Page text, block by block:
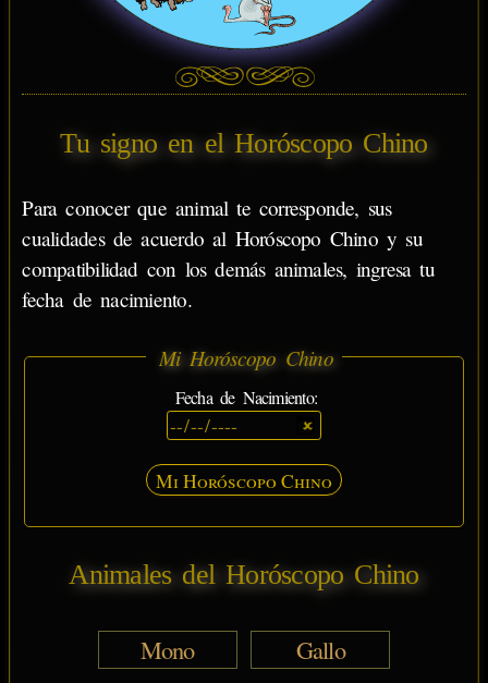
Tu signo en el Horóscopo Chino
Para conocer que animal te corresponde, sus
cualidades de acuerdo al Horóscopo Chino y su
compatibilidad con los demás animales, ingresa tu
fecha de nacimiento.
Mi Horóscopo Chino
Fecha de Nacimiento:
Mi Horóscopo Chino
Animales del Horóscopo Chino
Mono
Gallo